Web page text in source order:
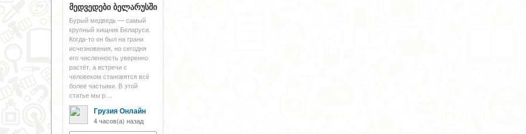
მედვედები ბელარუსში
Бурый медведь — самый
крупный хищник Беларуси.
Когда-то он был на грани
исчезновения, но сегодня
его численность уверенно
растёт, а встречи с
человеком становятся всё
более частыми. В этой
статье мы р…
Грузия Онлайн
4 часов(а) назад